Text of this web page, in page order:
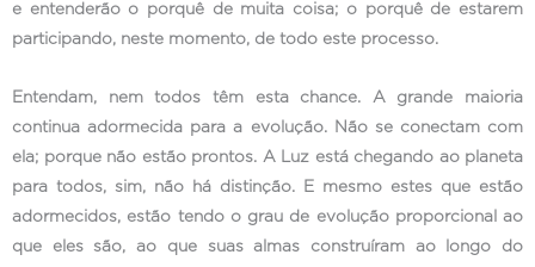
e entenderão o porquê de muita coisa; o porquê de estarem
participando, neste momento, de todo este processo.
Entendam, nem todos têm esta chance. A grande maioria
continua adormecida para a evolução. Não se conectam com
ela; porque não estão prontos. A Luz está chegando ao planeta
para todos, sim, não há distinção. E mesmo estes que estão
adormecidos, estão tendo o grau de evolução proporcional ao
que eles são, ao que suas almas construíram ao longo do